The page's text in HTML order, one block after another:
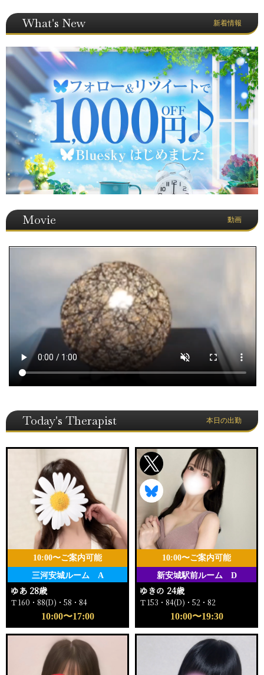
What's New 新着情報
Movie 動画
Today's Therapist 本日の出勤
三河安城ルーム A
10:00〜ご案内可能
ゆあ 28歳
Ｔ160・88(D)・58・84
10:00〜17:00
新安城駅前ルーム D
10:00〜ご案内可能
ゆきの 24歳
Ｔ153・84(D)・52・82
10:00〜19:30